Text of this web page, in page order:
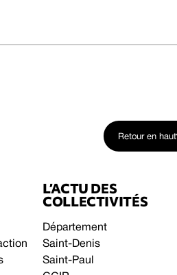
Retour en haut
L’ACTU DES
COLLECTIVITÉS
Département
Saint-Denis
Saint-Paul